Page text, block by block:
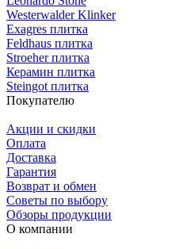
Westerwalder Klinker
Exagres плитка
Feldhaus плитка
Stroeher плитка
Керамин плитка
Steingot плитка
Покупателю
Акции и скидки
Оплата
Доставка
Гарантия
Возврат и обмен
Советы по выбору
Обзоры продукции
О компании